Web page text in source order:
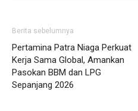
Berita sebelumnya
Pertamina Patra Niaga Perkuat
Kerja Sama Global, Amankan
Pasokan BBM dan LPG
Sepanjang 2026